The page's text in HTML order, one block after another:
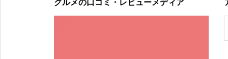
グルメの口コミ・レビューメディア